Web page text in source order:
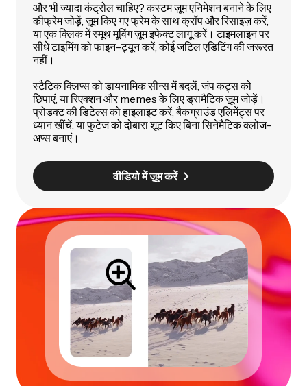
और भी ज्यादा कंट्रोल चाहिए? कस्टम ज़ूम एनिमेशन बनाने के लिए
कीफ्रेम जोड़ें, ज़ूम किए गए फ्रेम के साथ क्रॉप और रिसाइज़ करें,
या एक क्लिक में स्मूथ मूविंग ज़ूम इफेक्ट लागू करें। टाइमलाइन पर
सीधे टाइमिंग को फाइन-ट्यून करें, कोई जटिल एडिटिंग की जरूरत
नहीं।
स्टैटिक क्लिप्स को डायनामिक सीन्स में बदलें, जंप कट्स को
छिपाएं, या रिएक्शन औरmemesके लिए ड्रामैटिक ज़ूम जोड़ें।
प्रोडक्ट की डिटेल्स को हाइलाइट करें, बैकग्राउंड एलिमेंट्स पर
ध्यान खींचें, या फुटेज को दोबारा शूट किए बिना सिनेमैटिक क्लोज-
अप्स बनाएं।
वीडियो में ज़ूम करें